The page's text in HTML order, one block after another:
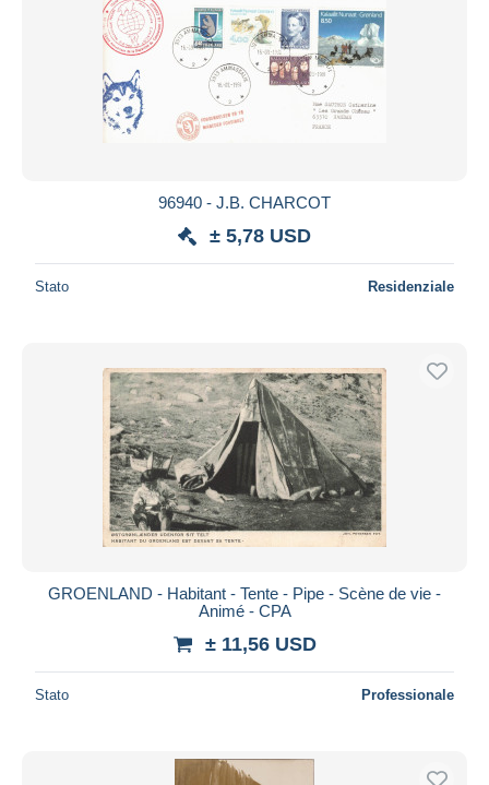
96940 - J.B. CHARCOT
± 5,78 USD
Stato Residenziale
GROENLAND - Habitant - Tente - Pipe - Scène de vie -
Animé - CPA
± 11,56 USD
Stato Professionale